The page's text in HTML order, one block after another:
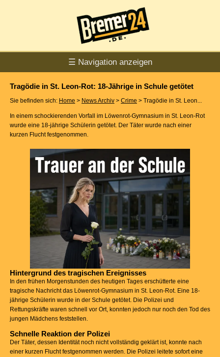
☰ Navigation anzeigen
Tragödie in St. Leon-Rot: 18-Jährige in Schule getötet
Sie befinden sich: Home > News Archiv > Crime > Tragödie in St. Leon...
In einem schockierenden Vorfall im Löwenrot-Gymnasium in St. Leon-Rot
wurde eine 18-jährige Schülerin getötet. Der Täter wurde nach einer
kurzen Flucht festgenommen.
Hintergrund des tragischen Ereignisses
In den frühen Morgenstunden des heutigen Tages erschütterte eine
tragische Nachricht das Löwenrot-Gymnasium in St. Leon-Rot. Eine 18-
jährige Schülerin wurde in der Schule getötet. Die Polizei und
Rettungskräfte waren schnell vor Ort, konnten jedoch nur noch den Tod des
jungen Mädchens feststellen.
Schnelle Reaktion der Polizei
Der Täter, dessen Identität noch nicht vollständig geklärt ist, konnte nach
einer kurzen Flucht festgenommen werden. Die Polizei leitete sofort eine